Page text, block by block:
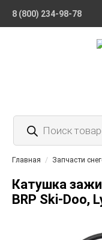
8 (800) 234-98-78
Поиск
товаров
Главная / Запчасти
Катушка
BRP Ski-Doo,